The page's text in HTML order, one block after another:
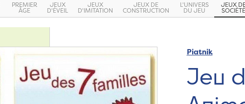
PREMIER
ÂGE
JEUX
D'ÉVEIL
JEUX
D'IMITATION
JEUX DE
CONSTRUCTION
L'UNIVERS
DU JEU
JEUX
SOCIÉTÉ
Piatnik
Jeu